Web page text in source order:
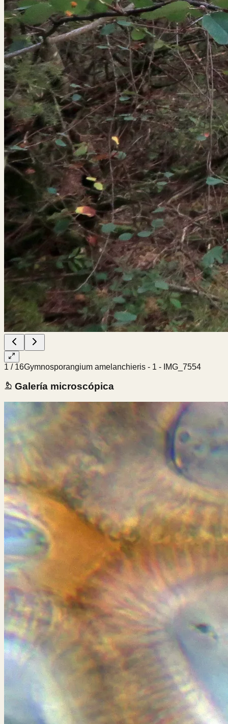
1 / 16Gymnosporangium amelanchieris - 1 - IMG_7554
Galería microscópica